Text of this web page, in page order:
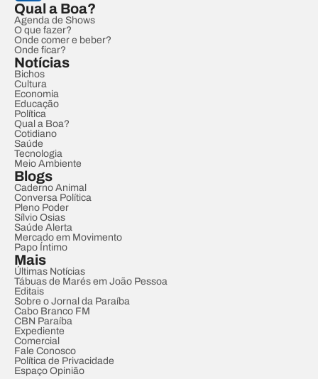
Qual a Boa?
Agenda de Shows
O que fazer?
Onde comer e beber?
Onde ficar?
Notícias
Bichos
Cultura
Economia
Educação
Política
Qual a Boa?
Cotidiano
Saúde
Tecnologia
Meio Ambiente
Blogs
Caderno Animal
Conversa Política
Pleno Poder
Sílvio Osias
Saúde Alerta
Mercado em Movimento
Papo Íntimo
Mais
Últimas Notícias
Tábuas de Marés em João Pessoa
Editais
Sobre o Jornal da Paraíba
Cabo Branco FM
CBN Paraíba
Expediente
Comercial
Fale Conosco
Política de Privacidade
Espaço Opinião